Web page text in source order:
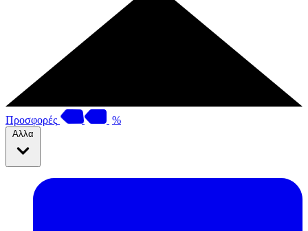
Προσφορές %
Αλλα